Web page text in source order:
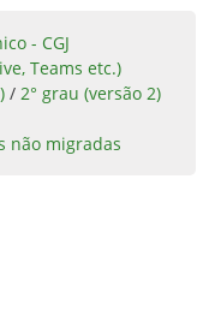
- CGJ
Teams etc.)
/ 2° grau (versão 2)
não migradas